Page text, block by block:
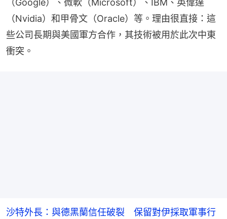
（Google）、微軟（Microsoft）、IBM、英偉達
（Nvidia）和甲骨文（Oracle）等。理由很直接：這
些公司長期與美國軍方合作，其技術被用於此次中東
衝突。
沙特外長：與德黑蘭信任破裂 保留對伊採取軍事行